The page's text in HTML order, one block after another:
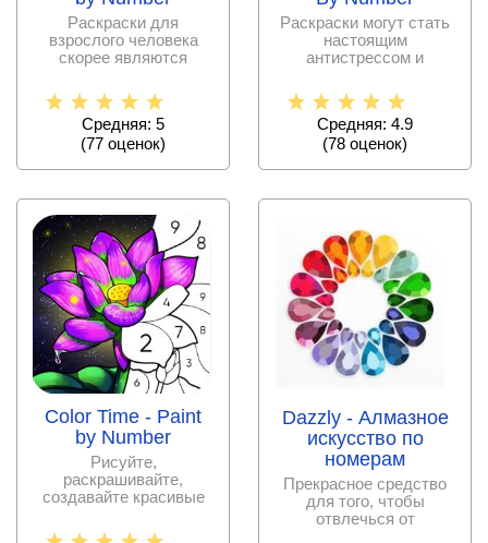
Раскраски для
взрослого человека
скорее являются
релаксации, а
Средняя: 5
(77 оценок)
Раскраски могут стать
настоящим
антистрессом и
расслабиться. Как
хорошо,
Средняя: 4.9
(78 оценок)
Color Time - Paint
by Number
Рисуйте,
раскрашивайте,
создавайте красивые
баллы.
Dazzly - Алмазное
искусство по
номерам
Прекрасное средство
для того, чтобы
отвлечься от